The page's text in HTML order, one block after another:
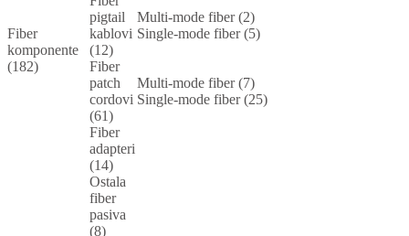
Fiber
komponente
(182)
pigtail
kablovi
(12)
Multi-mode fiber (2)
Single-mode fiber (5)
Fiber
patch
cordovi
(61)
Multi-mode fiber (7)
Single-mode fiber (25)
Fiber
adapteri
(14)
Ostala
fiber
pasiva
(8)